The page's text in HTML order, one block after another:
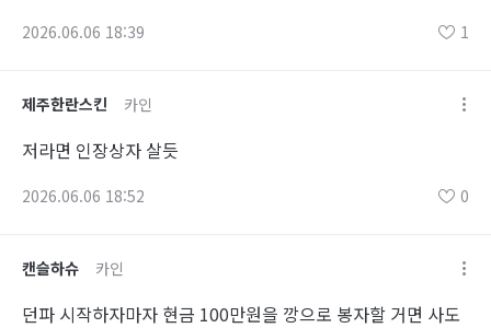
2026.06.06 18:39 1
제주한란스킨 카인
저라면 인장상자 살듯
2026.06.06 18:52 0
캔슬하슈 카인
던파 시작하자마자 현금 100만원을 깡으로 봉자할 거면 사도